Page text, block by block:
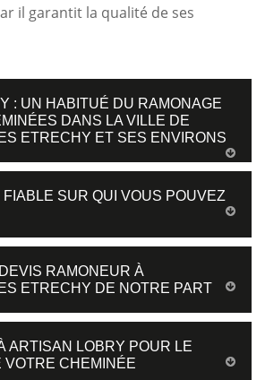
il garantit la qualité de ses
: UN HABITUÉ DU RAMONAGE
DANS LA VILLE DE
ETRECHY ET SES ENVIRONS
SUR QUI VOUS POUVEZ
RAMONEUR À
ETRECHY DE NOTRE PART
ARTISAN LOBRY POUR LE
VOTRE CHEMINÉE